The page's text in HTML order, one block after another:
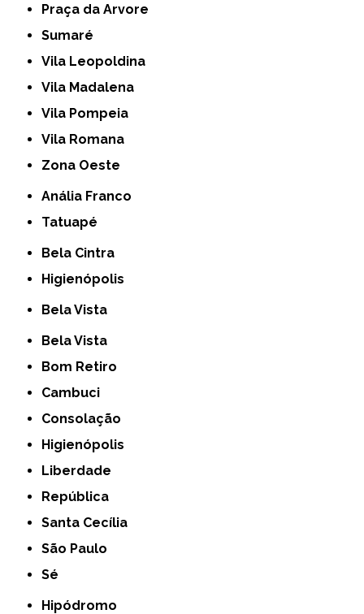
Praça da Arvore
Sumaré
Vila Leopoldina
Vila Madalena
Vila Pompeia
Vila Romana
Zona Oeste
Anália Franco
Tatuapé
Bela Cintra
Higienópolis
Bela Vista
Bela Vista
Bom Retiro
Cambuci
Consolação
Higienópolis
Liberdade
República
Santa Cecília
São Paulo
Sé
Hipódromo